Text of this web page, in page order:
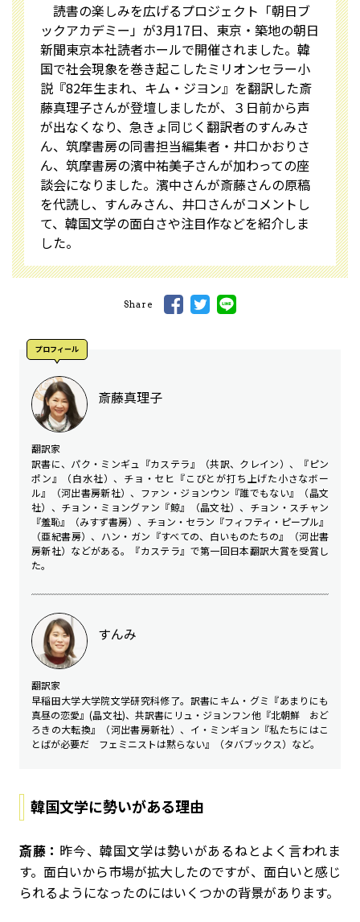
読書の楽しみを広げるプロジェクト「朝日ブ
ックアカデミー」が3月17日、東京・築地の朝日
新聞東京本社読者ホールで開催されました。韓
国で社会現象を巻き起こしたミリオンセラー小
説『82年生まれ、キム・ジヨン』を翻訳した斎
藤真理子さんが登壇しましたが、３日前から声
が出なくなり、急きょ同じく翻訳者のすんみさ
ん、筑摩書房の同書担当編集者・井口かおりさ
ん、筑摩書房の濱中祐美子さんが加わっての座
談会になりました。濱中さんが斎藤さんの原稿
を代読し、すんみさん、井口さんがコメントし
て、韓国文学の面白さや注目作などを紹介しま
した。
Share
プロフィール
斎藤真理子
翻訳家
訳書に、パク・ミンギュ『カステラ』（共訳、クレイン）、『ピン
ポン』（白水社）、チョ・セヒ『こびとが打ち上げた小さなボー
ル』（河出書房新社）、ファン・ジョンウン『誰でもない』（晶文
社）、チョン・ミョングァン『鯨』（晶文社）、チョン・スチャン
『羞恥』（みすず書房）、チョン・セラン『フィフティ・ピープル』
（亜紀書房）、ハン・ガン『すべての、白いものたちの』（河出書
房新社）などがある。『カステラ』で第一回日本翻訳大賞を受賞し
た。
すんみ
翻訳家
早稲田大学大学院文学研究科修了。訳書にキム・グミ『あまりにも
真昼の恋愛』(晶文社)、共訳書にリュ・ジョンフン他『北朝鮮 おど
ろきの大転換』（河出書房新社）、イ・ミンギョン『私たちにはこ
とばが必要だ フェミニストは黙らない』（タバブックス）など。
韓国文学に勢いがある理由
斎藤： 昨今、韓国文学は勢いがあるねとよく言われま
す。面白いから市場が拡大したのですが、面白いと感じ
られるようになったのにはいくつかの背景があります。